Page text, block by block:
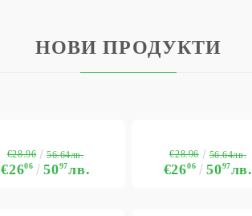
НОВИ ПРОДУКТИ
€2606 5097лв.
€28.96 56.64лв.
€2606 5097лв.
€28.96 56.64лв.